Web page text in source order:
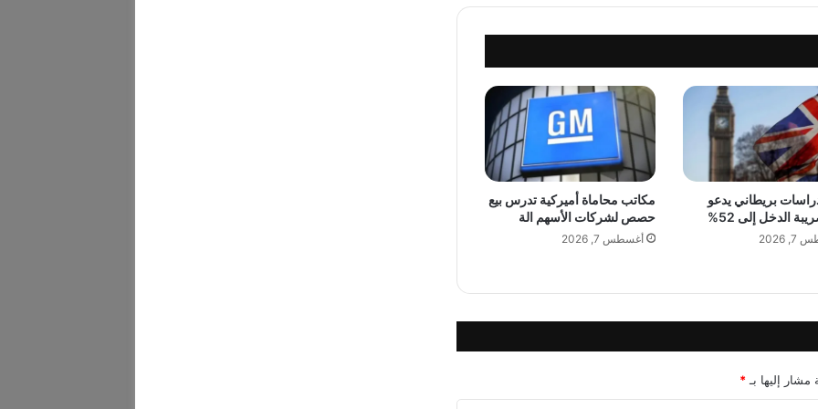
ي
ت
ح
ر
:
أ
س
و
ا
ف
ج
بريطاني يدعو
الدخل إلى 52%
2026
مكاتب محاماة أميركية تدرس بيع
حصص لشركات الأسهم الة
أغسطس 7, 2026
مشار إليها بـ*